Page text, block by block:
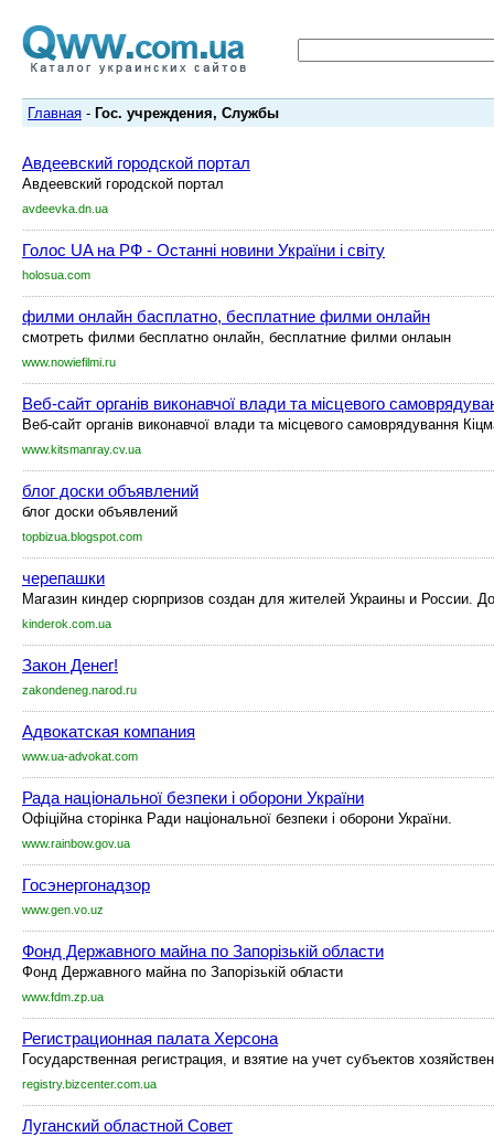
Главная - Гос. учреждения, Службы
Авдеевский городской портал
Авдеевский городской портал
avdeevka.dn.ua
Голос UA на РФ - Останні новини України і світу
holosua.com
филми онлайн басплатно, бесплатние филми онлайн
смотреть филми бесплатно онлайн, бесплатние филми онлаын
www.nowiefilmi.ru
Веб-сайт органів виконавчої влади та місцевого
Веб-сайт органів виконавчої влади та місцевого самоврядування
www.kitsmanray.cv.ua
блог доски объявлений
блог доски объявлений
topbizua.blogspot.com
черепашки
Магазин киндер сюрпризов создан для жителей Украины и России.
kinderok.com.ua
Закон Денег!
zakondeneg.narod.ru
Адвокатская компания
www.ua-advokat.com
Рада національної безпеки і оборони України
Офіційна сторінка Ради національної безпеки і оборони України.
www.rainbow.gov.ua
Госэнергонадзор
www.gen.vo.uz
Фонд Державного майна по Запорізькій области
Фонд Державного майна по Запорізькій области
www.fdm.zp.ua
Регистрационная палата Херсона
Государственная регистрация, и взятие на учет субъектов
registry.bizcenter.com.ua
Луганский областной Совет